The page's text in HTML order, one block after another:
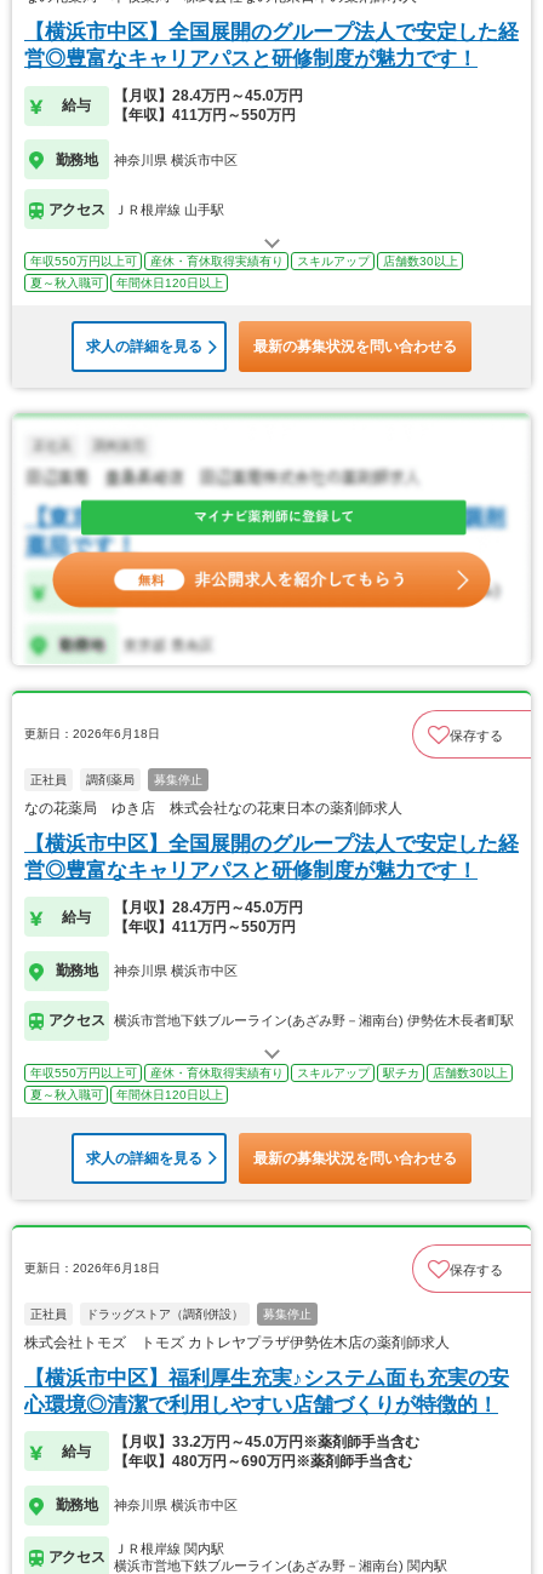
【横浜市中区】全国展開のグループ法人で安定した経
営◎豊富なキャリアパスと研修制度が魅力です！
給与
【月収】28.4万円～45.0万円
【年収】411万円～550万円
勤務地 神奈川県 横浜市中区
アクセス ＪＲ根岸線 山手駅
年収550万円以上可 産休・育休取得実績有り スキルアップ
店舗数30以上
夏～秋入職可
年間休日120日以上
求人の詳細を見る 最新の募集状況を問い合わせる
更新日：2026年6月18日 保存する
正社員 調剤薬局 募集停止
なの花薬局 ゆき店 株式会社なの花東日本の薬剤師求人
【横浜市中区】全国展開のグループ法人で安定した経
営◎豊富なキャリアパスと研修制度が魅力です！
給与
【月収】28.4万円～45.0万円
【年収】411万円～550万円
勤務地 神奈川県 横浜市中区
アクセス 横浜市営地下鉄ブルーライン(あざみ野－湘南台) 伊勢佐木長者町駅
年収550万円以上可 産休・育休取得実績有り スキルアップ 駅チカ
店舗数30以上
夏～秋入職可
年間休日120日以上
求人の詳細を見る 最新の募集状況を問い合わせる
更新日：2026年6月18日 保存する
正社員 ドラッグストア（調剤併設） 募集停止
株式会社トモズ トモズ カトレヤプラザ伊勢佐木店の薬剤師求人
【横浜市中区】福利厚生充実♪システム面も充実の安
心環境◎清潔で利用しやすい店舗づくりが特徴的！
給与
【月収】33.2万円～45.0万円※薬剤師手当含む
【年収】480万円～690万円※薬剤師手当含む
勤務地 神奈川県 横浜市中区
アクセス
ＪＲ根岸線 関内駅
横浜市営地下鉄ブルーライン(あざみ野－湘南台) 関内駅